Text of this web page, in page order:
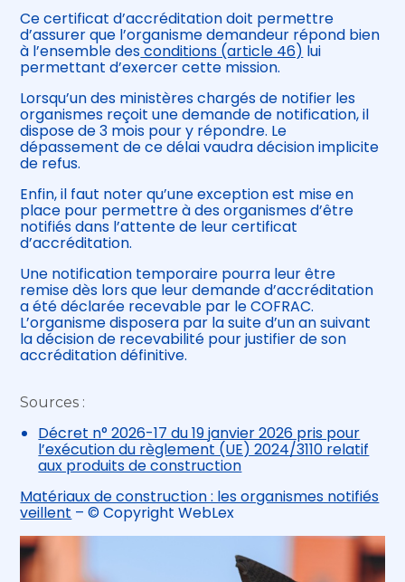
Ce certificat d’accréditation doit permettre
d’assurer que l’organisme demandeur répond bien
à l’ensemble desconditions (article 46) lui
permettant d’exercer cette mission.
Lorsqu’un des ministères chargés de notifier les
organismes reçoit une demande de notification, il
dispose de 3 mois pour y répondre. Le
dépassement de ce délai vaudra décision implicite
de refus.
Enfin, il faut noter qu’une exception est mise en
place pour permettre à des organismes d’être
notifiés dans l’attente de leur certificat
d’accréditation.
Une notification temporaire pourra leur être
remise dès lors que leur demande d’accréditation
a été déclarée recevable par le COFRAC.
L’organisme disposera par la suite d’un an suivant
la décision de recevabilité pour justifier de son
accréditation définitive.
Sources :
Décret n° 2026-17 du 19 janvier 2026 pris pour
l’exécution du règlement (UE) 2024/3110 relatif
aux produits de construction
Matériaux de construction : les organismes notifiés
veillent – © Copyright WebLex